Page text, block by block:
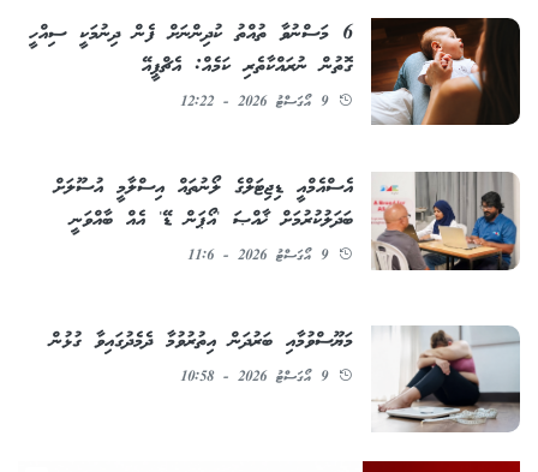
6 މަސްނުވާ ތުއްތު ކުދިންނަށް ފެން ދިނުމަކީ ސިއްހީ
ގޮތުން ނުރައްކާތެރި ކަމެއް: އެޗްޕީއޭ
9 އޯގަސްޓު 2026 - 12:22
އެސްއެމްއީ ޑިޖިޓަލްގެ ލޯނުތައް އިސްލާމީ އުސޫލަށް
ބަދަލުކުރުމަށް ޚާއްޞަ 'އޯޕަން ޑޭ' އެއް ބާއްވަނީ
9 އޯގަސްޓު 2026 - 11:6
މަޔޫސްވުމާއި ބަރުދަން އިތުރުވުމާ ދެމެދުގައިވާ ގުޅުން
9 އޯގަސްޓު 2026 - 10:58